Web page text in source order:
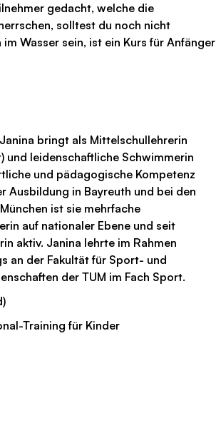
gedacht, welche die
solltest du noch nicht
Wasser sein, ist ein Kurs für Anfänger
bringt als Mittelschullehrerin
und leidenschaftliche Schwimmerin
und pädagogische Kompetenz
Ausbildung in Bayreuth und bei den
ist sie mehrfache
auf nationaler Ebene und seit
aktiv. Janina lehrte im Rahmen
an der Fakultät für Sport- und
der TUM im Fach Sport.
Training für Kinder